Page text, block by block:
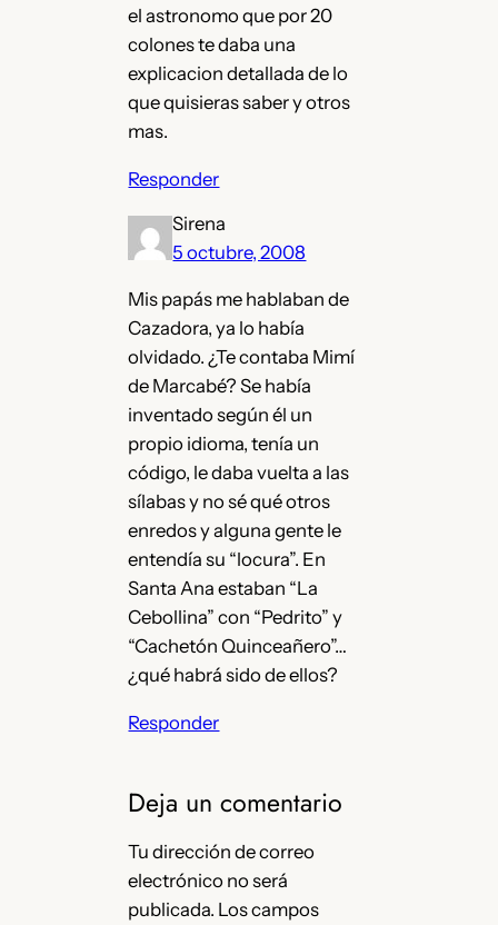
el astronomo que por 20
colones te daba una
explicacion detallada de lo
que quisieras saber y otros
mas.
Responder
Sirena
5 octubre, 2008
Mis papás me hablaban de
Cazadora, ya lo había
olvidado. ¿Te contaba Mimí
de Marcabé? Se había
inventado según él un
propio idioma, tenía un
código, le daba vuelta a las
sílabas y no sé qué otros
enredos y alguna gente le
entendía su “locura”. En
Santa Ana estaban “La
Cebollina” con “Pedrito” y
“Cachetón Quinceañero”…
¿qué habrá sido de ellos?
Responder
Deja un comentario
Tu dirección de correo
electrónico no será
publicada. Los campos